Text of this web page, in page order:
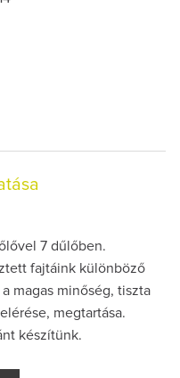
7 dűlőben.
fajtáink különböző
magas minőség, tiszta
megtartása.
készítünk.